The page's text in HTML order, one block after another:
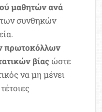
μαθητών ανά
συνθηκών
πρωτοκόλλων
βίαςώστε
να μη μένει